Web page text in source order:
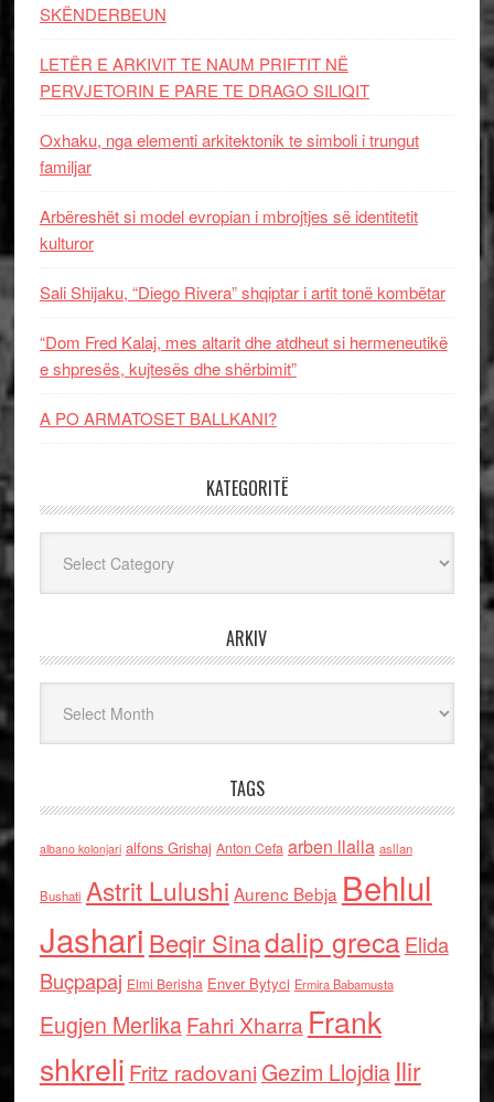
SKËNDERBEUN
LETËR E ARKIVIT TE NAUM PRIFTIT NË
PERVJETORIN E PARE TE DRAGO SILIQIT
Oxhaku, nga elementi arkitektonik te simboli i trungut
familjar
Arbëreshët si model evropian i mbrojtjes së identitetit
kulturor
Sali Shijaku, “Diego Rivera” shqiptar i artit tonë kombëtar
“Dom Fred Kalaj, mes altarit dhe atdheut si hermeneutikë
e shpresës, kujtesës dhe shërbimit”
A PO ARMATOSET BALLKANI?
KATEGORITË
ARKIV
TAGS
albano kolonjari alfons Grishaj Anton Cefa arben llalla asllan
Bushati Astrit Lulushi Aurenc Bebja Behlul
Jashari Beqir Sinadalip grecaElida
Buçpapaj Elmi Berisha Enver Bytyci Ermira Babamusta
Eugjen MerlikaFahri Xharra Frank
shkreli Fritz radovaniGezim Llojdia Ilir